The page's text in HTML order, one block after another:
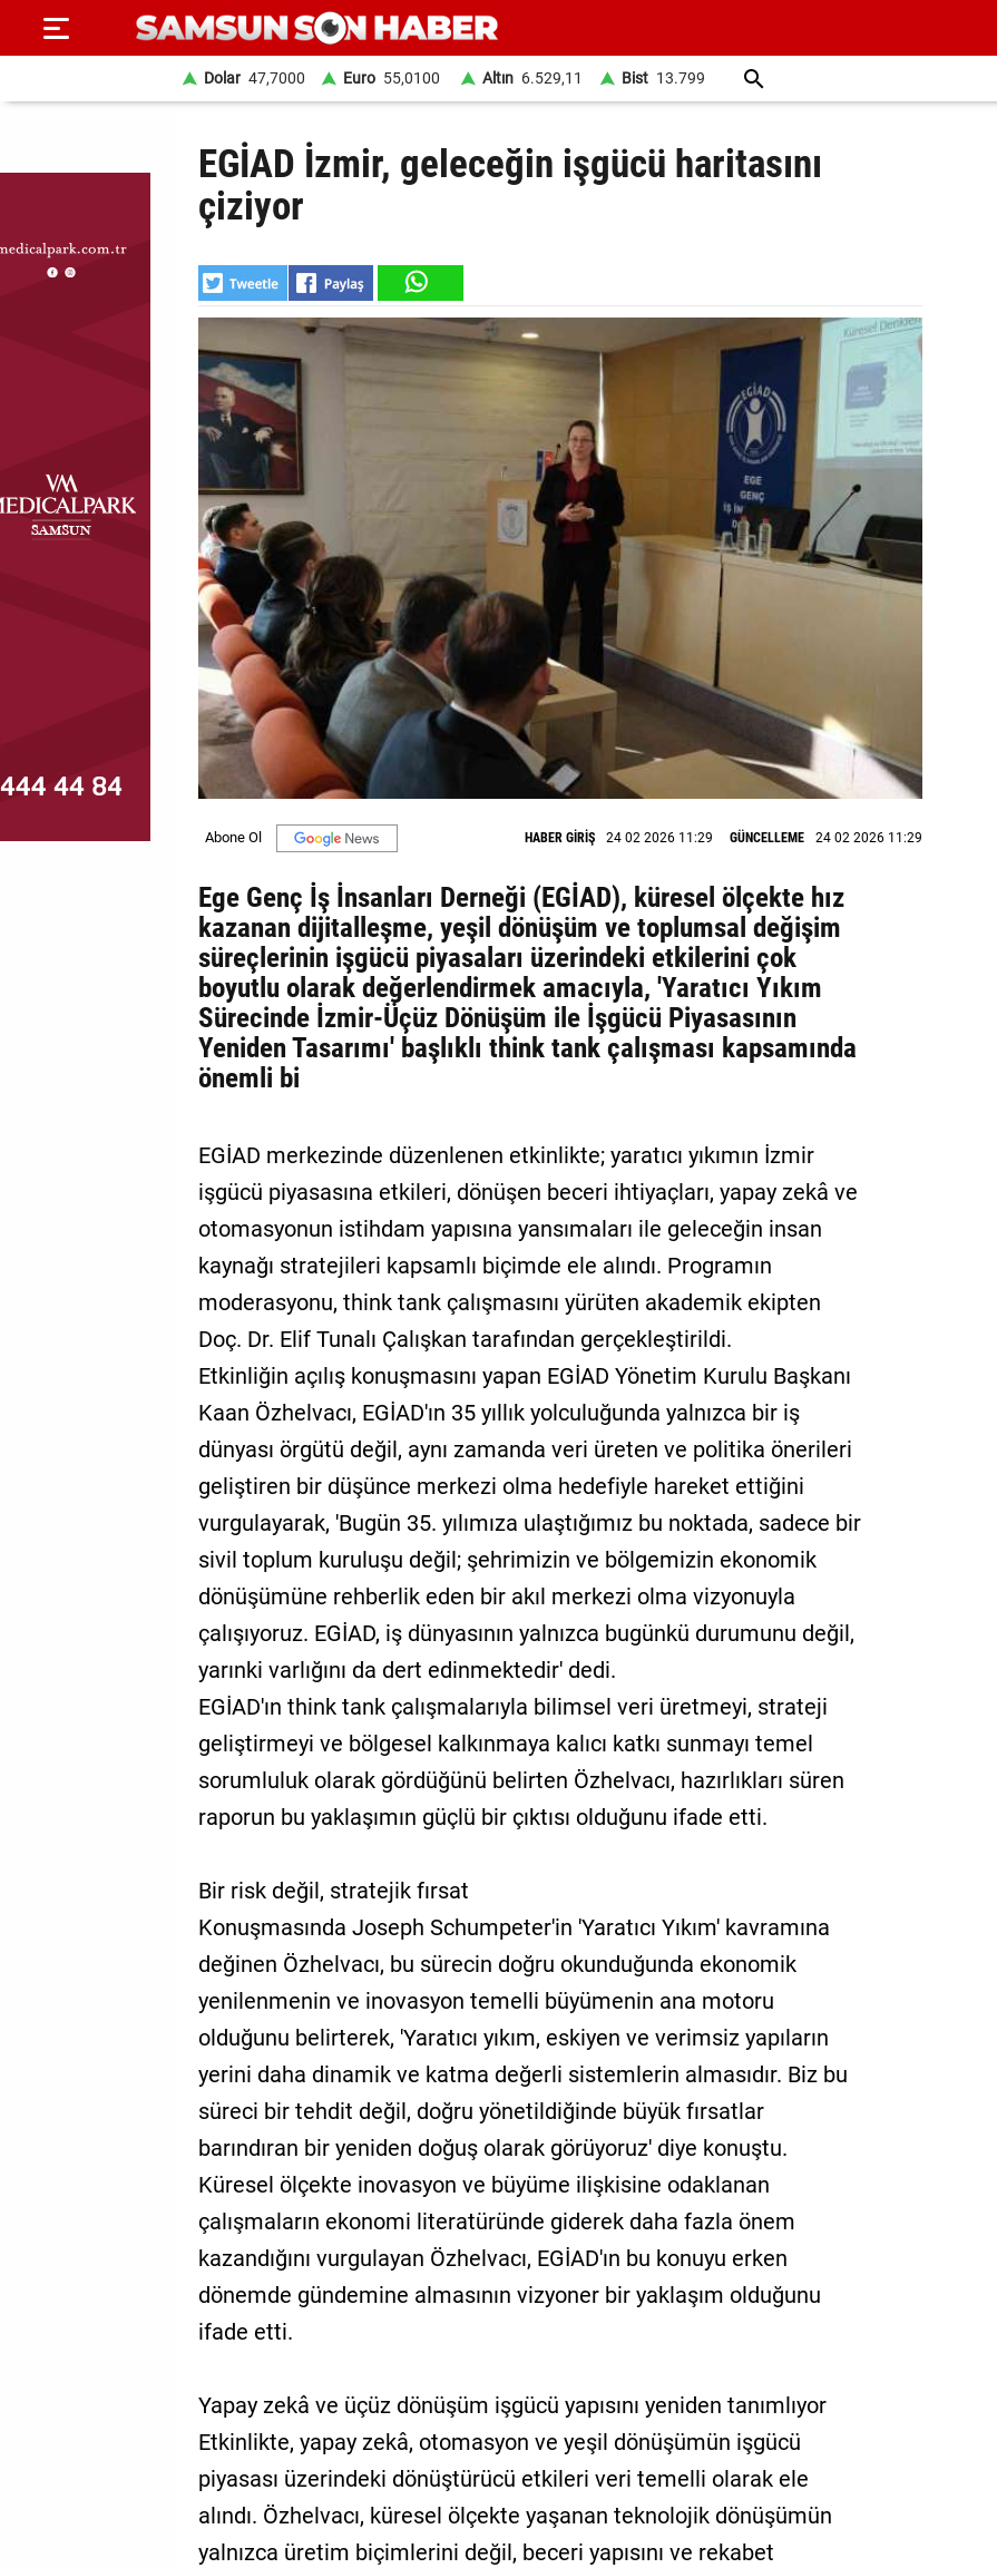
SAYFA
HABER
DÜNYA
MAGAZİN
Künye
İletişim
Dolar 47,7000 Euro 55,0100 Altın 6.529,11 Bist 13.799
EGİAD İzmir, geleceğin işgücü haritasını
çiziyor
HABER GİRİŞ 24 02 2026 11:29 GÜNCELLEME 24 02 2026 11:29
Ege Genç İş İnsanları Derneği (EGİAD), küresel ölçekte hız
kazanan dijitalleşme, yeşil dönüşüm ve toplumsal değişim
süreçlerinin işgücü piyasaları üzerindeki etkilerini çok
boyutlu olarak değerlendirmek amacıyla, 'Yaratıcı Yıkım
Sürecinde İzmir-Üçüz Dönüşüm ile İşgücü Piyasasının
Yeniden Tasarımı' başlıklı think tank çalışması kapsamında
önemli bi
EGİAD merkezinde düzenlenen etkinlikte; yaratıcı yıkımın İzmir
işgücü piyasasına etkileri, dönüşen beceri ihtiyaçları, yapay zekâ ve
otomasyonun istihdam yapısına yansımaları ile geleceğin insan
kaynağı stratejileri kapsamlı biçimde ele alındı. Programın
moderasyonu, think tank çalışmasını yürüten akademik ekipten
Doç. Dr. Elif Tunalı Çalışkan tarafından gerçekleştirildi.
Etkinliğin açılış konuşmasını yapan EGİAD Yönetim Kurulu Başkanı
Kaan Özhelvacı, EGİAD'ın 35 yıllık yolculuğunda yalnızca bir iş
dünyası örgütü değil, aynı zamanda veri üreten ve politika önerileri
geliştiren bir düşünce merkezi olma hedefiyle hareket ettiğini
vurgulayarak, 'Bugün 35. yılımıza ulaştığımız bu noktada, sadece bir
sivil toplum kuruluşu değil; şehrimizin ve bölgemizin ekonomik
dönüşümüne rehberlik eden bir akıl merkezi olma vizyonuyla
çalışıyoruz. EGİAD, iş dünyasının yalnızca bugünkü durumunu değil,
yarınki varlığını da dert edinmektedir' dedi.
EGİAD'ın think tank çalışmalarıyla bilimsel veri üretmeyi, strateji
geliştirmeyi ve bölgesel kalkınmaya kalıcı katkı sunmayı temel
sorumluluk olarak gördüğünü belirten Özhelvacı, hazırlıkları süren
raporun bu yaklaşımın güçlü bir çıktısı olduğunu ifade etti.
Bir risk değil, stratejik fırsat
Konuşmasında Joseph Schumpeter'in 'Yaratıcı Yıkım' kavramına
değinen Özhelvacı, bu sürecin doğru okunduğunda ekonomik
yenilenmenin ve inovasyon temelli büyümenin ana motoru
olduğunu belirterek, 'Yaratıcı yıkım, eskiyen ve verimsiz yapıların
yerini daha dinamik ve katma değerli sistemlerin almasıdır. Biz bu
süreci bir tehdit değil, doğru yönetildiğinde büyük fırsatlar
barındıran bir yeniden doğuş olarak görüyoruz' diye konuştu.
Küresel ölçekte inovasyon ve büyüme ilişkisine odaklanan
çalışmaların ekonomi literatüründe giderek daha fazla önem
kazandığını vurgulayan Özhelvacı, EGİAD'ın bu konuyu erken
dönemde gündemine almasının vizyoner bir yaklaşım olduğunu
ifade etti.
Yapay zekâ ve üçüz dönüşüm işgücü yapısını yeniden tanımlıyor
Etkinlikte, yapay zekâ, otomasyon ve yeşil dönüşümün işgücü
piyasası üzerindeki dönüştürücü etkileri veri temelli olarak ele
alındı. Özhelvacı, küresel ölçekte yaşanan teknolojik dönüşümün
yalnızca üretim biçimlerini değil, beceri yapısını ve rekabet